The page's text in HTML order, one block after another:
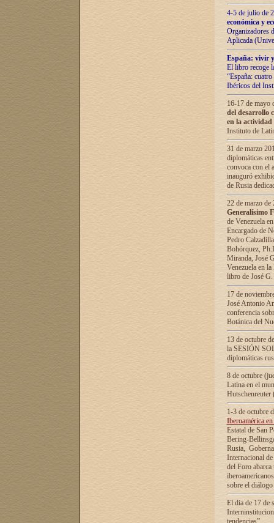
4-5 de julio de
económica y
Organizadores
Aplicada
España: vivir
El libro recoge
“España:
Ibéricos del
16-17 de mayo
del desarrollo
en la
Instituto de
31 de marzo
diplomáticas
convoca con el
inauguró
de Rusia
22 de marzo
Generalísimo
de Venezuela
Encargado de
Pedro
Bohórquez,
Miranda, José
Venezuela en
libro de José
17 de
José Antonio
conferencia
Botánica del
13 de octubre
la SESIÓN
diplomáticas
8 de octubre
Latina en el
1-3 de octubre
Iberoamérica
Estatal de San
Bering-
Rusia,
Internacional
del Foro
sobre el
El dia de 17 de
tendencias”.